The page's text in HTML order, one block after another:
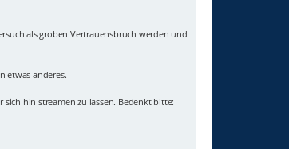
als groben Vertrauensbruch werden und
etwas anderes.
hin streamen zu lassen. Bedenkt bitte: